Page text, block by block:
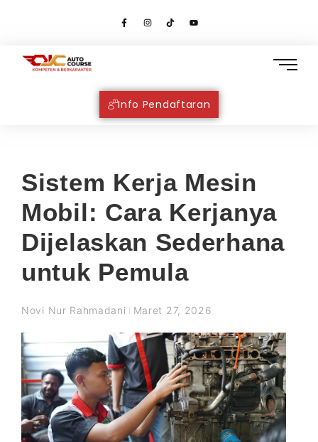
Info Pendaftaran
Sistem Kerja Mesin
Mobil: Cara Kerjanya
Dijelaskan Sederhana
untuk Pemula
Novi Nur Rahmadani Maret 27, 2026